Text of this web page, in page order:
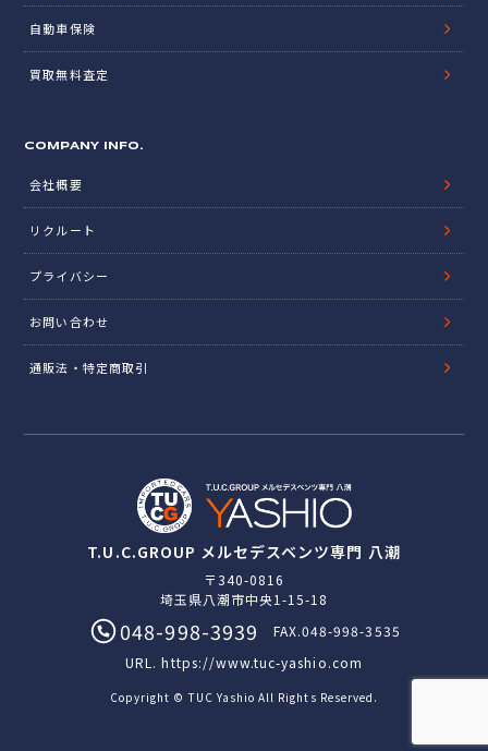
自動車保険
買取無料査定
COMPANY INFO.
会社概要
リクルート
プライバシー
お問い合わせ
通販法・特定商取引
T.U.C.GROUP メルセデスベンツ専門 八潮
〒340-0816
埼玉県八潮市中央1-15-18
048-998-3939
FAX.048-998-3535
URL.https://www.tuc-yashio.com
Copyright © TUC Yashio All Rights Reserved.